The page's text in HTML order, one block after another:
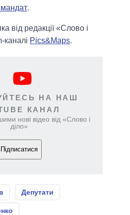
.
від редакції «Слово і
каналі Pics&Maps.
НА НАШ
КАНАЛ
нові відео від «Слово і
діло»
Підписатися
Депутати